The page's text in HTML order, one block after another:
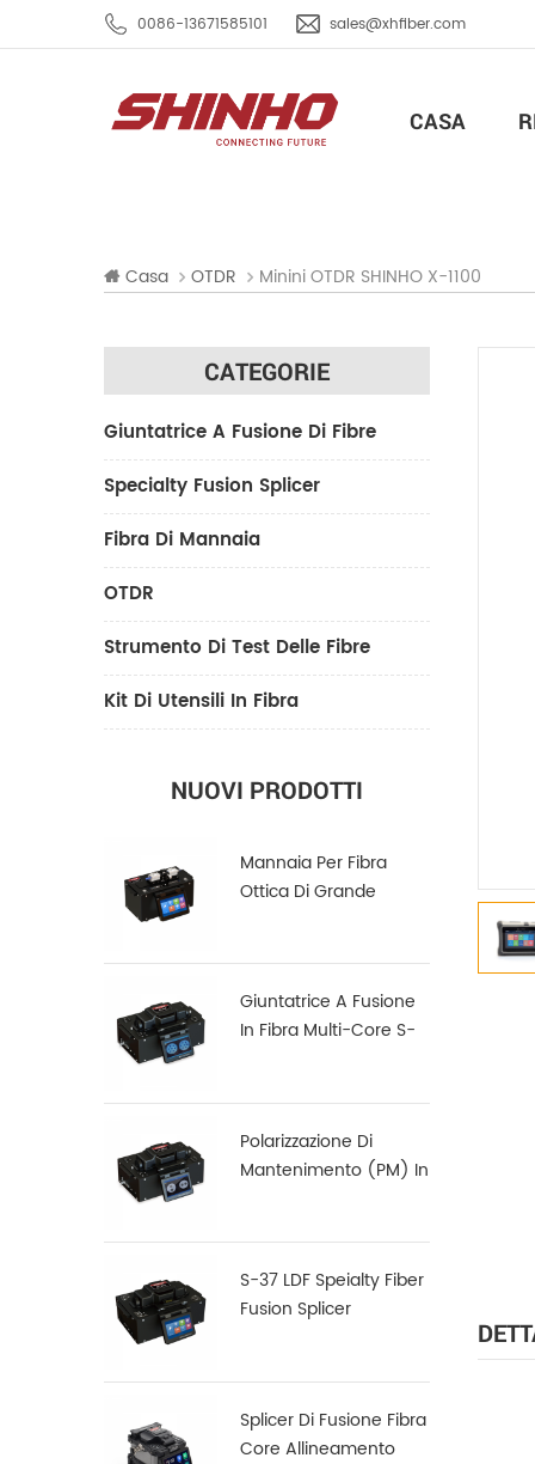
0086-13671585101 sales@xhfiber.com
CASA
Casa OTDR Minini OTDR SHINHO X-1100
CATEGORIE
Giuntatrice A Fusione Di Fibre
Specialty Fusion Splicer
Fibra Di Mannaia
OTDR
Strumento Di Test Delle Fibre
Kit Di Utensili In Fibra
NUOVI PRODOTTI
Mannaia Per Fibra
Ottica Di Grande
Giuntatrice A Fusione
In Fibra Multi-Core S-
Polarizzazione Di
Mantenimento (PM) In
S-37 LDF Speialty Fiber
Fusion Splicer
Splicer Di Fusione Fibra
Core Allineamento